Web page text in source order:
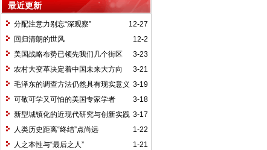
最近更新
12-27
分配注意力别忘“深观察”
12-2
回归清朗的世风
3-23
美国战略布势已领先我们几个街区
3-21
农村大变革决定着中国未来大方向
3-19
毛泽东的调查方法仍然具有现实意义
3-18
可敬可学又可怕的美国专家学者
3-17
新型城镇化的近现代研究与创新实践
1-22
人类历史距离“终结”点尚远
1-21
人之本性与“最后之人”